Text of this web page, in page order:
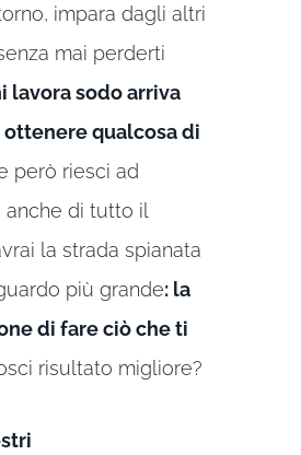
impara dagli altri
mai perderti
lavora sodo arriva
ottenere qualcosa di
però riesci ad
anche di tutto il
la strada spianata
più grande: la
di fare ciò che ti
risultato migliore?